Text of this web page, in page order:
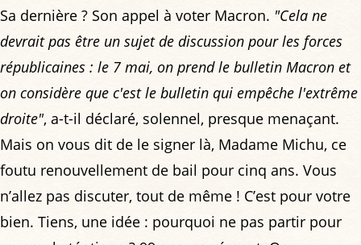
Sa dernière ? Son appel à voter Macron. "Cela ne
devrait pas être un sujet de discussion pour les forces
républicaines : le 7 mai, on prend le bulletin Macron et
on considère que c'est le bulletin qui empêche l'extrême
droite", a-t-il déclaré, solennel, presque menaçant.
Mais on vous dit de le signer là, Madame Michu, ce
foutu renouvellement de bail pour cinq ans. Vous
n’allez pas discuter, tout de même ! C’est pour votre
bien. Tiens, une idée : pourquoi ne pas partir pour